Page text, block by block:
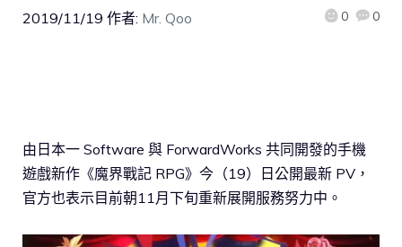
2019/11/19 作者: Mr. Qoo 0 0
由日本一 Software 與 ForwardWorks 共同開發的手機
遊戲新作《魔界戰記 RPG》今（19）日公開最新 PV，
官方也表示目前朝11月下旬重新展開服務努力中。